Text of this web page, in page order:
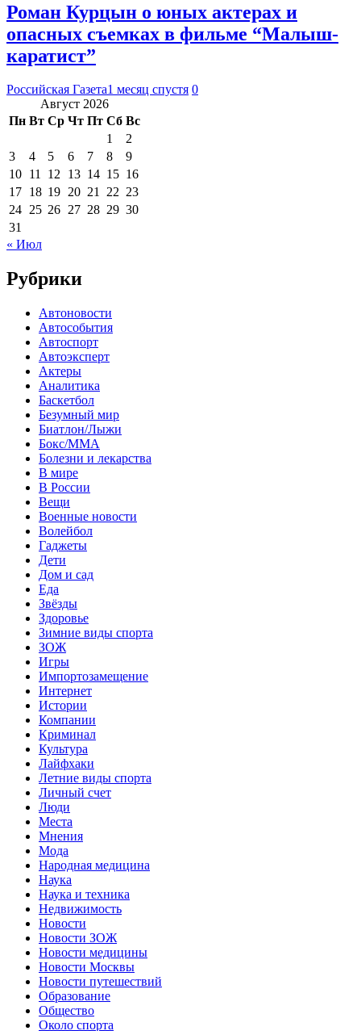
Роман Курцын о юных актерах и
опасных съемках в фильме “Малыш-
каратист”
Российская Газета1 месяц спустя 0
Август 2026
Пн Вт Ср Чт Пт Сб Вс
1
2
3
4 5 6 7 8
9
10 11 12 13 14 15 16
17 18 19 20 21 22 23
24 25 26 27 28 29 30
31
« Июл
Рубрики
Автоновости
Автособытия
Автоспорт
Автоэксперт
Актеры
Аналитика
Баскетбол
Безумный мир
Биатлон/Лыжи
Бокс/MMA
Болезни и лекарства
В мире
В России
Вещи
Военные новости
Волейбол
Гаджеты
Дети
Дом и сад
Еда
Звёзды
Здоровье
Зимние виды спорта
ЗОЖ
Игры
Импортозамещение
Интернет
Истории
Компании
Криминал
Культура
Лайфхаки
Летние виды спорта
Личный счет
Люди
Места
Мнения
Мода
Народная медицина
Наука
Наука и техника
Недвижимость
Новости
Новости ЗОЖ
Новости медицины
Новости Москвы
Новости путешествий
Образование
Общество
Около спорта